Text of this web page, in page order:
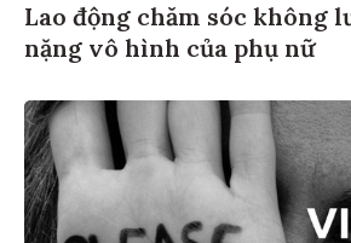
Lao động chăm sóc không
nặng vô hình của phụ nữ